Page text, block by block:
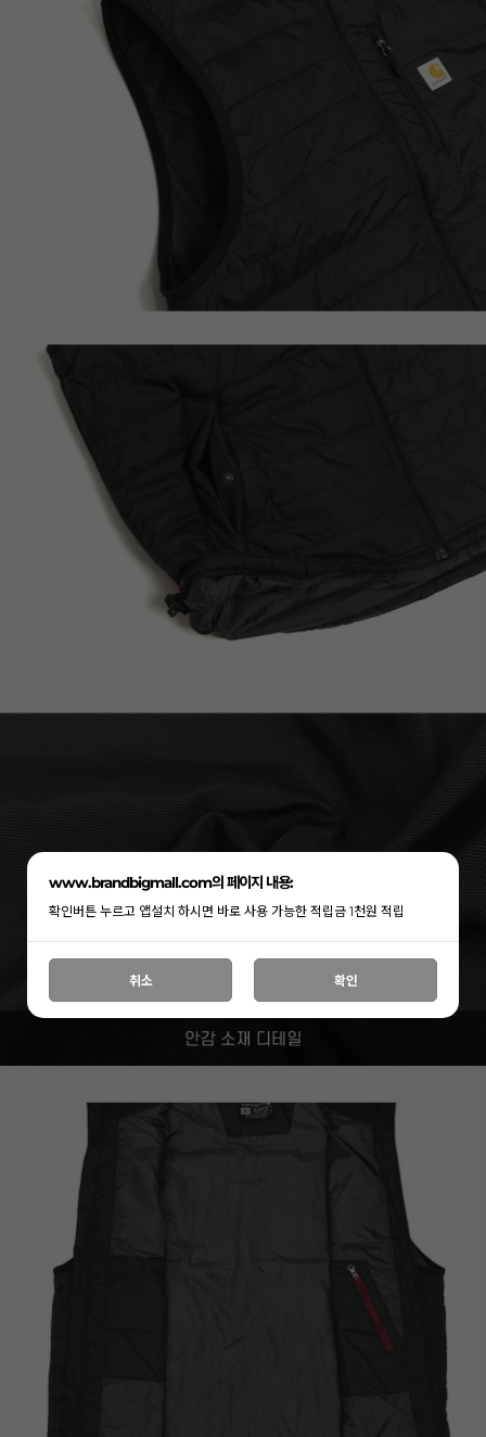
www.brandbigmall.com의 페이지 내용:
확인버튼 누르고 앱설치 하시면 바로 사용 가능한 적립금 1천원 적립
취소 확인